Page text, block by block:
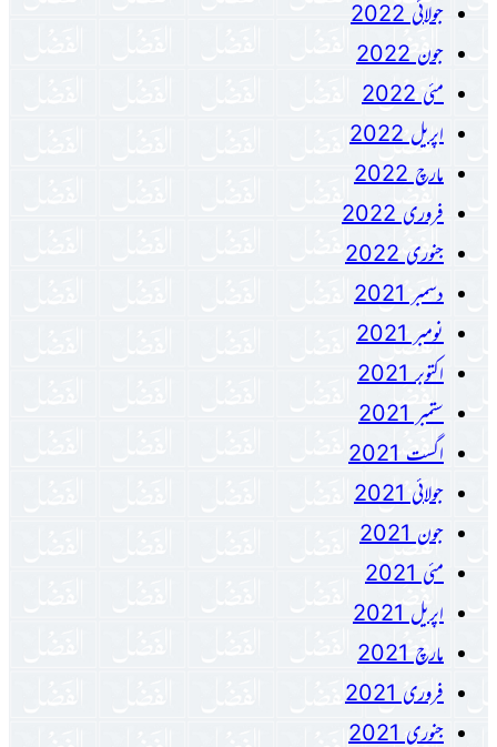
جولائی 2022
جون 2022
مئی 2022
اپریل 2022
مارچ 2022
فروری 2022
جنوری 2022
دسمبر 2021
نومبر 2021
اکتوبر 2021
ستمبر 2021
اگست 2021
جولائی 2021
جون 2021
مئی 2021
اپریل 2021
مارچ 2021
فروری 2021
جنوری 2021